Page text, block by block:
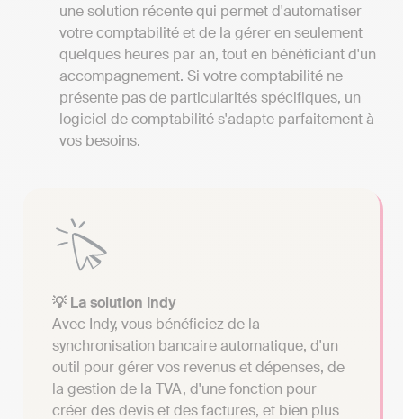
une solution récente qui permet d'automatiser
votre comptabilité et de la gérer en seulement
quelques heures par an, tout en bénéficiant d'un
accompagnement. Si votre comptabilité ne
présente pas de particularités spécifiques, un
logiciel de comptabilité s'adapte parfaitement à
vos besoins.
💡 La solution Indy
Avec Indy, vous bénéficiez de la
synchronisation bancaire automatique, d'un
outil pour gérer vos revenus et dépenses, de
la gestion de la TVA, d'une fonction pour
créer des devis et des factures, et bien plus